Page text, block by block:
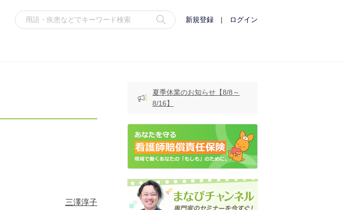
新規登録 | ログイン
三澤淳子
夏季休業のお知らせ【8/8～
8/16】